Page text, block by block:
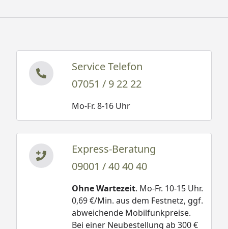
Service Telefon
07051 / 9 22 22
Mo-Fr. 8-16 Uhr
Express-Beratung
09001 / 40 40 40
Ohne Wartezeit. Mo-Fr. 10-15 Uhr.
0,69 €/Min. aus dem Festnetz, ggf.
abweichende Mobilfunkpreise.
Bei einer Neubestellung ab 300 €